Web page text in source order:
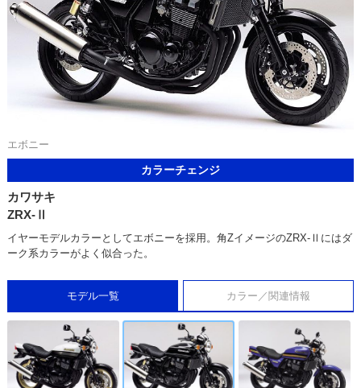
エボニー
カラーチェンジ
カワサキ
ZRX-Ⅱ
イヤーモデルカラーとしてエボニーを採用。角ZイメージのZRX-Ⅱにはダ
ーク系カラーがよく似合った。
モデル一覧 カラー／関連情報